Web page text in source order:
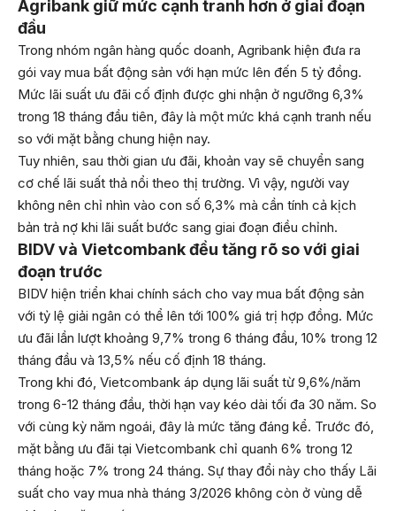
Agribank giữ mức cạnh tranh hơn ở giai đoạn
đầu
Trong nhóm ngân hàng quốc doanh, Agribank hiện đưa ra
gói vay mua bất động sản với hạn mức lên đến 5 tỷ đồng.
Mức lãi suất ưu đãi cố định được ghi nhận ở ngưỡng 6,3%
trong 18 tháng đầu tiên, đây là một mức khá cạnh tranh nếu
so với mặt bằng chung hiện nay.
Tuy nhiên, sau thời gian ưu đãi, khoản vay sẽ chuyển sang
cơ chế lãi suất thả nổi theo thị trường. Vì vậy, người vay
không nên chỉ nhìn vào con số 6,3% mà cần tính cả kịch
bản trả nợ khi lãi suất bước sang giai đoạn điều chỉnh.
BIDV và Vietcombank đều tăng rõ so với giai
đoạn trước
BIDV hiện triển khai chính sách cho vay mua bất động sản
với tỷ lệ giải ngân có thể lên tới 100% giá trị hợp đồng. Mức
ưu đãi lần lượt khoảng 9,7% trong 6 tháng đầu, 10% trong 12
tháng đầu và 13,5% nếu cố định 18 tháng.
Trong khi đó, Vietcombank áp dụng lãi suất từ 9,6%/năm
trong 6-12 tháng đầu, thời hạn vay kéo dài tối đa 30 năm. So
với cùng kỳ năm ngoái, đây là mức tăng đáng kể. Trước đó,
mặt bằng ưu đãi tại Vietcombank chỉ quanh 6% trong 12
tháng hoặc 7% trong 24 tháng. Sự thay đổi này cho thấy Lãi
suất cho vay mua nhà tháng 3/2026 không còn ở vùng dễ